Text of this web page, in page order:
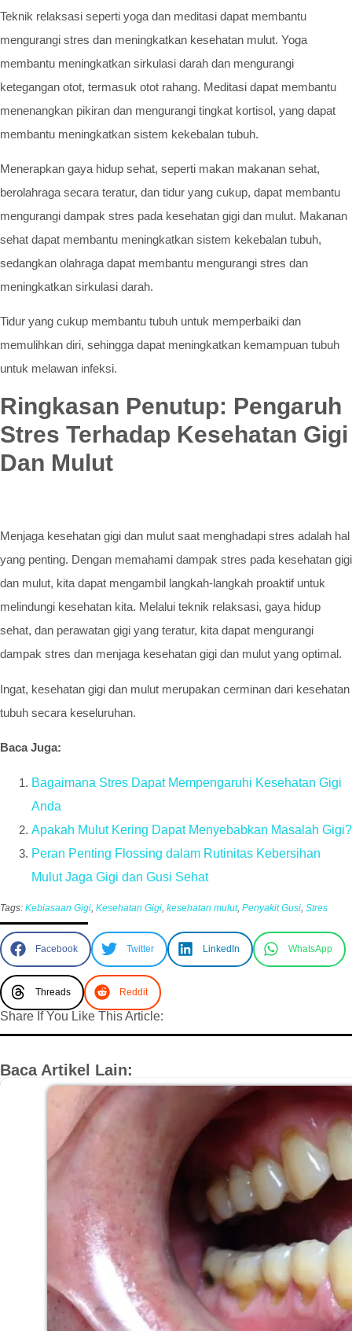
Teknik relaksasi seperti yoga dan meditasi dapat membantu
mengurangi stres dan meningkatkan kesehatan mulut. Yoga
membantu meningkatkan sirkulasi darah dan mengurangi
ketegangan otot, termasuk otot rahang. Meditasi dapat membantu
menenangkan pikiran dan mengurangi tingkat kortisol, yang dapat
membantu meningkatkan sistem kekebalan tubuh.
Menerapkan gaya hidup sehat, seperti makan makanan sehat,
berolahraga secara teratur, dan tidur yang cukup, dapat membantu
mengurangi dampak stres pada kesehatan gigi dan mulut. Makanan
sehat dapat membantu meningkatkan sistem kekebalan tubuh,
sedangkan olahraga dapat membantu mengurangi stres dan
meningkatkan sirkulasi darah.
Tidur yang cukup membantu tubuh untuk memperbaiki dan
memulihkan diri, sehingga dapat meningkatkan kemampuan tubuh
untuk melawan infeksi.
Ringkasan Penutup: Pengaruh
Stres Terhadap Kesehatan Gigi
Dan Mulut
Menjaga kesehatan gigi dan mulut saat menghadapi stres adalah hal
yang penting. Dengan memahami dampak stres pada kesehatan gigi
dan mulut, kita dapat mengambil langkah-langkah proaktif untuk
melindungi kesehatan kita. Melalui teknik relaksasi, gaya hidup
sehat, dan perawatan gigi yang teratur, kita dapat mengurangi
dampak stres dan menjaga kesehatan gigi dan mulut yang optimal.
Ingat, kesehatan gigi dan mulut merupakan cerminan dari kesehatan
tubuh secara keseluruhan.
Baca Juga:
Bagaimana Stres Dapat Mempengaruhi Kesehatan Gigi
Anda
Apakah Mulut Kering Dapat Menyebabkan Masalah Gigi?
Peran Penting Flossing dalam Rutinitas Kebersihan
Mulut Jaga Gigi dan Gusi Sehat
Tags: Kebiasaan Gigi, Kesehatan Gigi, kesehatan mulut, Penyakit Gusi, Stres
Facebook Twitter LinkedIn WhatsApp
Threads Reddit
Share If You Like This Article:
Baca Artikel Lain: